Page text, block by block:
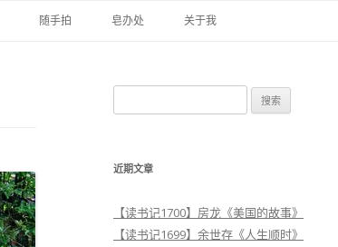
随手拍 皂办处 关于我
索
近期文章
【读书记1700】房龙《美国的故事》
【读书记1699】余世存《人生顺时》